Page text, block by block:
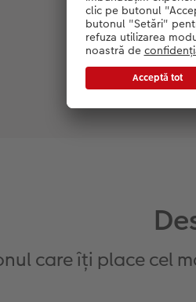
care îți place cel